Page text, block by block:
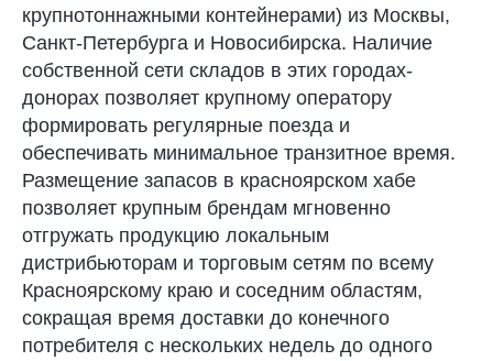
крупнотоннажными контейнерами) из Москвы,
Санкт-Петербурга и Новосибирска. Наличие
собственной сети складов в этих городах-
донорах позволяет крупному оператору
формировать регулярные поезда и
обеспечивать минимальное транзитное время.
Размещение запасов в красноярском хабе
позволяет крупным брендам мгновенно
отгружать продукцию локальным
дистрибьюторам и торговым сетям по всему
Красноярскому краю и соседним областям,
сокращая время доставки до конечного
потребителя с нескольких недель до одного